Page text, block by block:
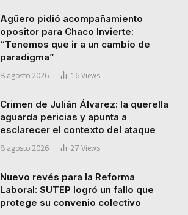
Agüero pidió acompañamiento
opositor para Chaco Invierte:
“Tenemos que ir a un cambio de
paradigma”
8 agosto 2026 16 Views
Crimen de Julián Álvarez: la querella
aguarda pericias y apunta a
esclarecer el contexto del ataque
8 agosto 2026 27 Views
Nuevo revés para la Reforma
Laboral: SUTEP logró un fallo que
protege su convenio colectivo